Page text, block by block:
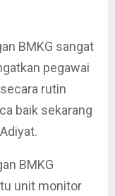
BMKG sangat
pegawai
rutin
baik sekarang
BMKG
unit monitor